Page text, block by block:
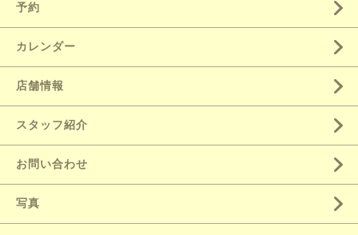
予約
カレンダー
店舗情報
スタッフ紹介
お問い合わせ
写真